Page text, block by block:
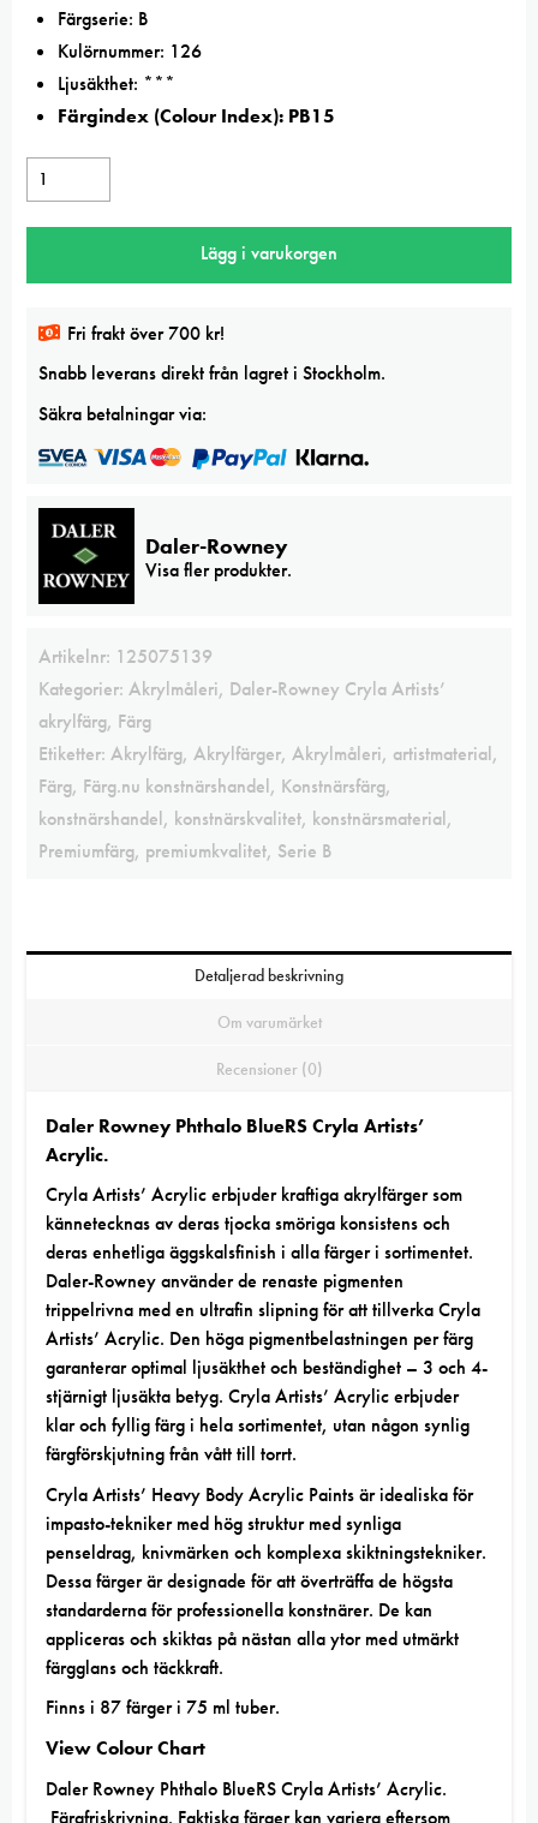
Färgserie: B
Kulörnummer: 126
Ljusäkthet: ***
Färgindex (Colour Index): PB15
Daler
Rowney
Phthalo
Cryla
Acrylic
mängd
Lägg i varukorgen
Fri frakt över 700 kr!
Snabb leverans direkt från lagret i Stockholm.
Säkra betalningar via:
Daler-Rowney
Visa fler produkter.
Artikelnr: 125075139
Kategorier: Akrylmåleri, Daler-Rowney Cryla Artists’
akrylfärg, Färg
Etiketter: Akrylfärg, Akrylfärger, Akrylmåleri, artistmaterial,
Färg, Färg.nu konstnärshandel, Konstnärsfärg,
konstnärshandel, konstnärskvalitet, konstnärsmaterial,
Premiumfärg, premiumkvalitet, Serie B
Detaljerad beskrivning
Om varumärket
Recensioner (0)
Daler Rowney Phthalo BlueRS Cryla Artists’
Acrylic.
Cryla Artists’ Acrylicerbjuder kraftiga akrylfärger som
kännetecknas av deras tjocka smöriga konsistens och
deras enhetliga äggskalsfinish i alla färger i sortimentet.
Daler-Rowney använder de renaste pigmenten
trippelrivna med en ultrafin slipning för att tillverka Cryla
Artists’ Acrylic. Den höga pigmentbelastningen per färg
garanterar optimal ljusäkthet och beständighet – 3 och 4-
stjärnigt ljusäkta betyg. Cryla Artists’ Acrylic erbjuder
klar och fyllig färg i hela sortimentet, utan någon synlig
färgförskjutning från vått till torrt.
Cryla Artists’ Heavy Body Acrylic Paints är idealiska för
impasto-tekniker med hög struktur med synliga
penseldrag, knivmärken och komplexa skiktningstekniker.
Dessa färger är designade för att överträffa de högsta
standarderna för professionella konstnärer. De kan
appliceras och skiktas på nästan alla ytor med utmärkt
färgglans och täckkraft.
Finns i 87 färger i 75 ml tuber.
View Colour Chart
Daler Rowney Phthalo BlueRS Cryla Artists’ Acrylic.
Färgfriskrivning. Faktiska färger kan variera eftersom